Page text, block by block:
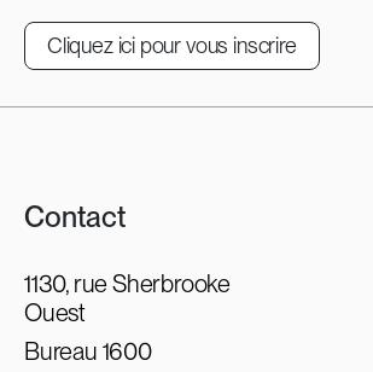
Cliquez ici pour vous inscrire
Contact
1130, rue Sherbrooke
Ouest
Bureau 1600